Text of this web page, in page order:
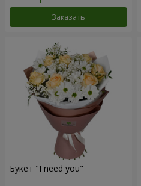
Заказать
Букет "I need you"